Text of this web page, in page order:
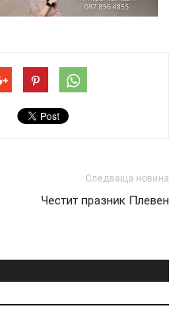
Следваща новина
Честит празник Плевен